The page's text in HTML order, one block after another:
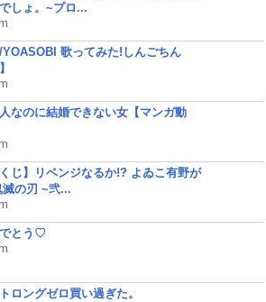
しょ。~プロ...
歌ってみた!しんごちん
人なのに結婚できない女【マンガ動
くじ】リベンジなるか!? よゐこ有野が
の刃 ~弐...
とう♡
ロングゼロ買い過ぎた。